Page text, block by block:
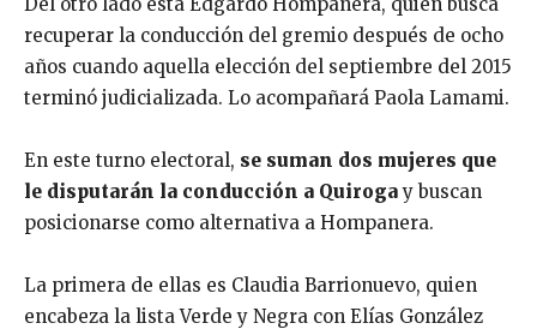
recuperar la conducción del gremio después de ocho
años cuando aquella elección del septiembre del 2015
terminó judicializada. Lo acompañará Paola Lamami.
En este turno electoral, se suman dos mujeres que
le disputarán la conducción a Quirogay buscan
posicionarse como alternativa a Hompanera.
La primera de ellas es Claudia Barrionuevo, quien
encabeza la lista Verde y Negra con Elías González